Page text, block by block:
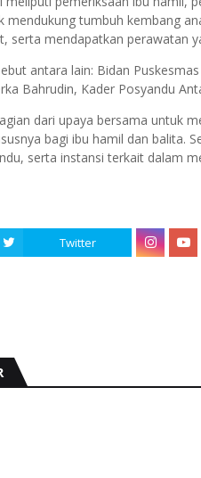
tumbuh kembang
serta mendapatkan perawatan
antara lain: Bidan
Bahrudin, Kader Posyandu
dari upaya bersama untuk
bagi ibu hamil dan balita.
serta instansi terkait dalam
Twitter